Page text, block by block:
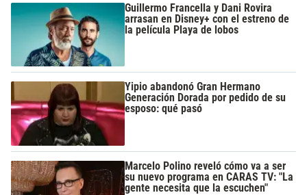
Guillermo Francella y Dani Rovira
arrasan en Disney+ con el estreno de
la película Playa de lobos
Yipio abandonó Gran Hermano
Generación Dorada por pedido de su
esposo: qué pasó
Marcelo Polino reveló cómo va a ser
su nuevo programa en CARAS TV: "La
gente necesita que la escuchen"